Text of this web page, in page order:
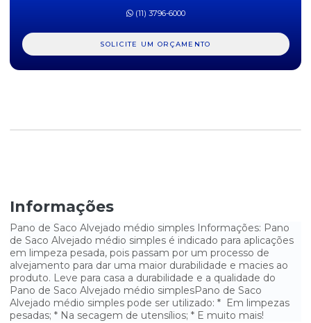
PANO MULTIUSO BRANCO SMART 40CMX28CM COM 600 FOLHAS
PANO MULTIUSO FORTLIMP AZUL COM 5UN
(11) 3796-6000
SOLICITE UM ORÇAMENTO
Informações
Pano de Saco Alvejado médio simples Informações: Pano
de Saco Alvejado médio simples é indicado para aplicações
em limpeza pesada, pois passam por um processo de
alvejamento para dar uma maior durabilidade e macies ao
produto. Leve para casa a durabilidade e a qualidade do
Pano de Saco Alvejado médio simplesPano de Saco
Alvejado médio simples pode ser utilizado: * Em limpezas
pesadas; * Na secagem de utensílios; * E muito mais!